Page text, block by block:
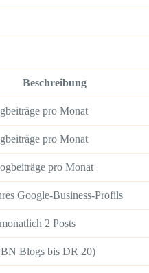
Beschreibung
pro Monat
pro Monat
pro Monat
Google-Business-Profils
2 Posts
Blogs bis DR 20)